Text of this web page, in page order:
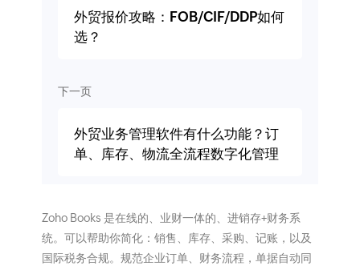
外贸报价攻略：FOB/CIF/DDP如何
选？
下一页
外贸业务管理软件有什么功能？订
单、库存、物流全流程数字化管理
Zoho Books 是在线的、业财一体的、进销存+财务系
统。可以帮助你简化：销售、库存、采购、记账，以及
国际税务合规。规范企业订单、财务流程，单据自动同